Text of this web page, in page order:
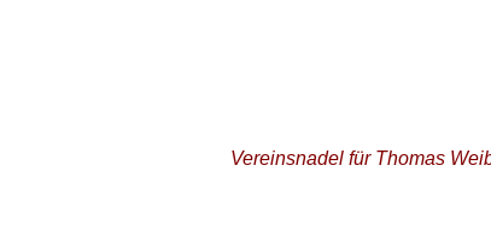
Vereinsnadel für Thomas